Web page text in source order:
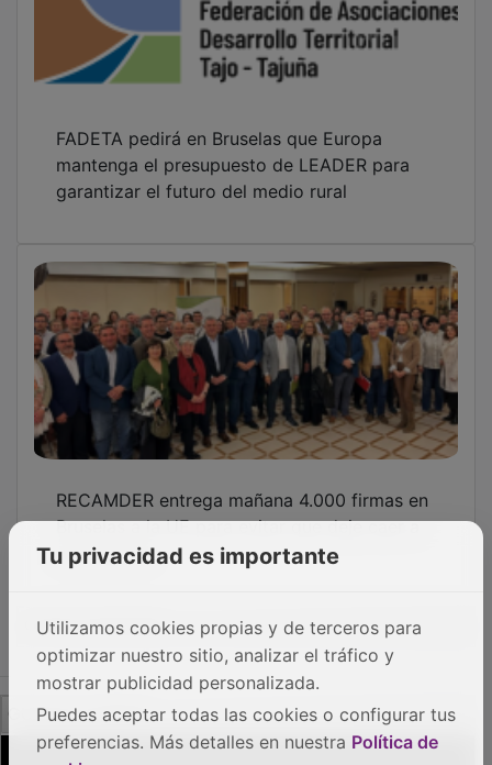
mantenga el presupuesto de LEADER para
garantizar el futuro del medio rural
Bruselas a la UE para evitar que deje caer a
GUADA TV MEDIA
Tu privacidad es importante
Utilizamos cookies propias y de terceros para
optimizar nuestro sitio, analizar el tráfico y
mostrar publicidad personalizada.
Puedes aceptar todas las cookies o configurar tus
preferencias. Más detalles en nuestra Política de